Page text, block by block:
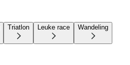
Triatlon Leuke race Wandeling